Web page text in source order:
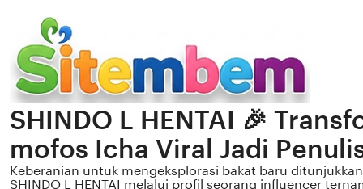
SHINDO L HENTAI 🎉
mofos Icha Viral Jadi
Keberanian untuk mengeksplorasi bakat baru
SHINDO L HENTAI melalui profil seorang influencer